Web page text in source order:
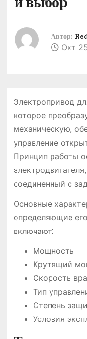
Автор:
Окт
Электропривод
которое
механическую,
управление
Принцип работы
соединенный с
Основные
определяющие
включают⁚
Мощность
Крутящий
Скорость
Тип
Степень
Условия